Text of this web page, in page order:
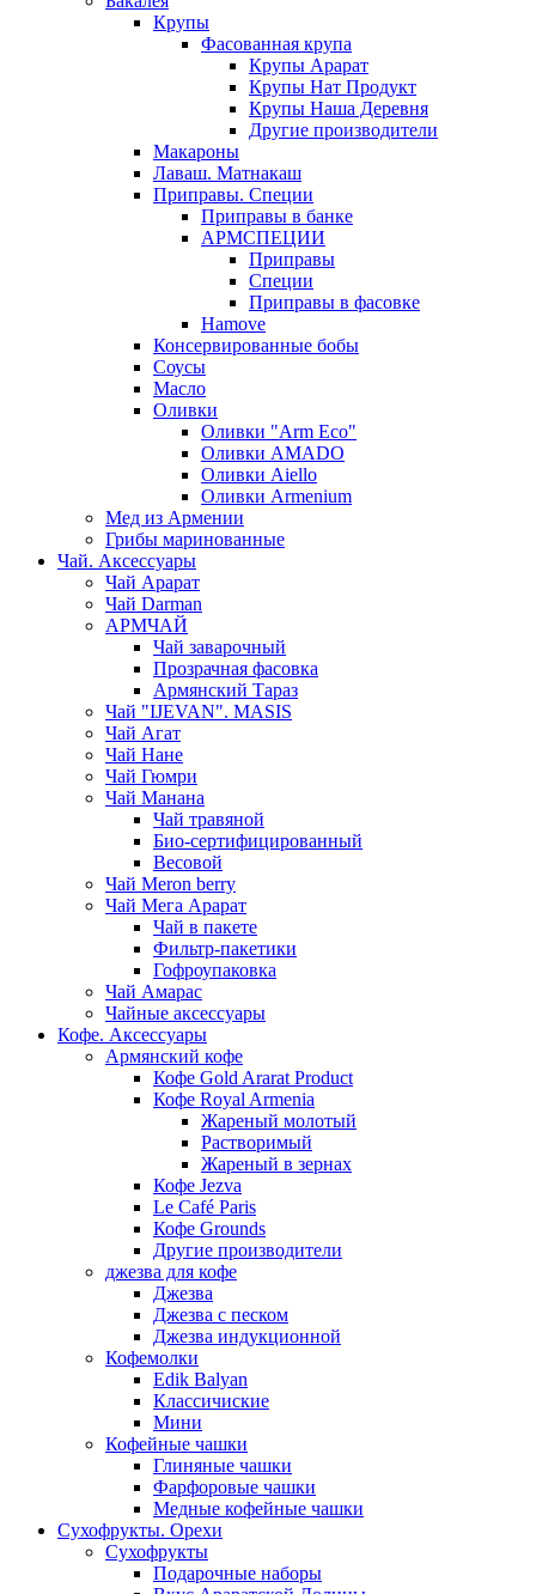
Крупы
Фасованная крупа
Крупы Арарат
Крупы Нат Продукт
Крупы Наша Деревня
Другие производители
Макароны
Лаваш. Матнакаш
Приправы. Специи
Приправы в банке
АРМСПЕЦИИ
Приправы
Специи
Приправы в фасовке
Hamove
Консервированные бобы
Соусы
Масло
Оливки
Оливки "Arm Eco"
Оливки AMADO
Оливки Aiello
Оливки Armenium
Мед из Армении
Грибы маринованные
Чай. Аксессуары
Чай Арарат
Чай Darman
АРМЧАЙ
Чай заварочный
Прозрачная фасовка
Армянский Тараз
Чай "IJEVAN". MASIS
Чай Агат
Чай Нане
Чай Гюмри
Чай Манана
Чай травяной
Био-сертифицированный
Весовой
Чай Meron berry
Чай Мега Арарат
Чай в пакете
Фильтр-пакетики
Гофроупаковка
Чай Амарас
Чайные аксессуары
Кофе. Аксессуары
Армянский кофе
Кофе Gold Ararat Product
Кофе Royal Armenia
Жареный молотый
Растворимый
Жареный в зернах
Кофе Jezva
Le Café Paris
Кофе Grounds
Другие производители
джезва для кофе
Джезва
Джезва с песком
Джезва индукционной
Кофемолки
Edik Balyan
Классичиские
Мини
Кофейные чашки
Глиняные чашки
Фарфоровые чашки
Медные кофейные чашки
Сухофрукты. Орехи
Сухофрукты
Подарочные наборы